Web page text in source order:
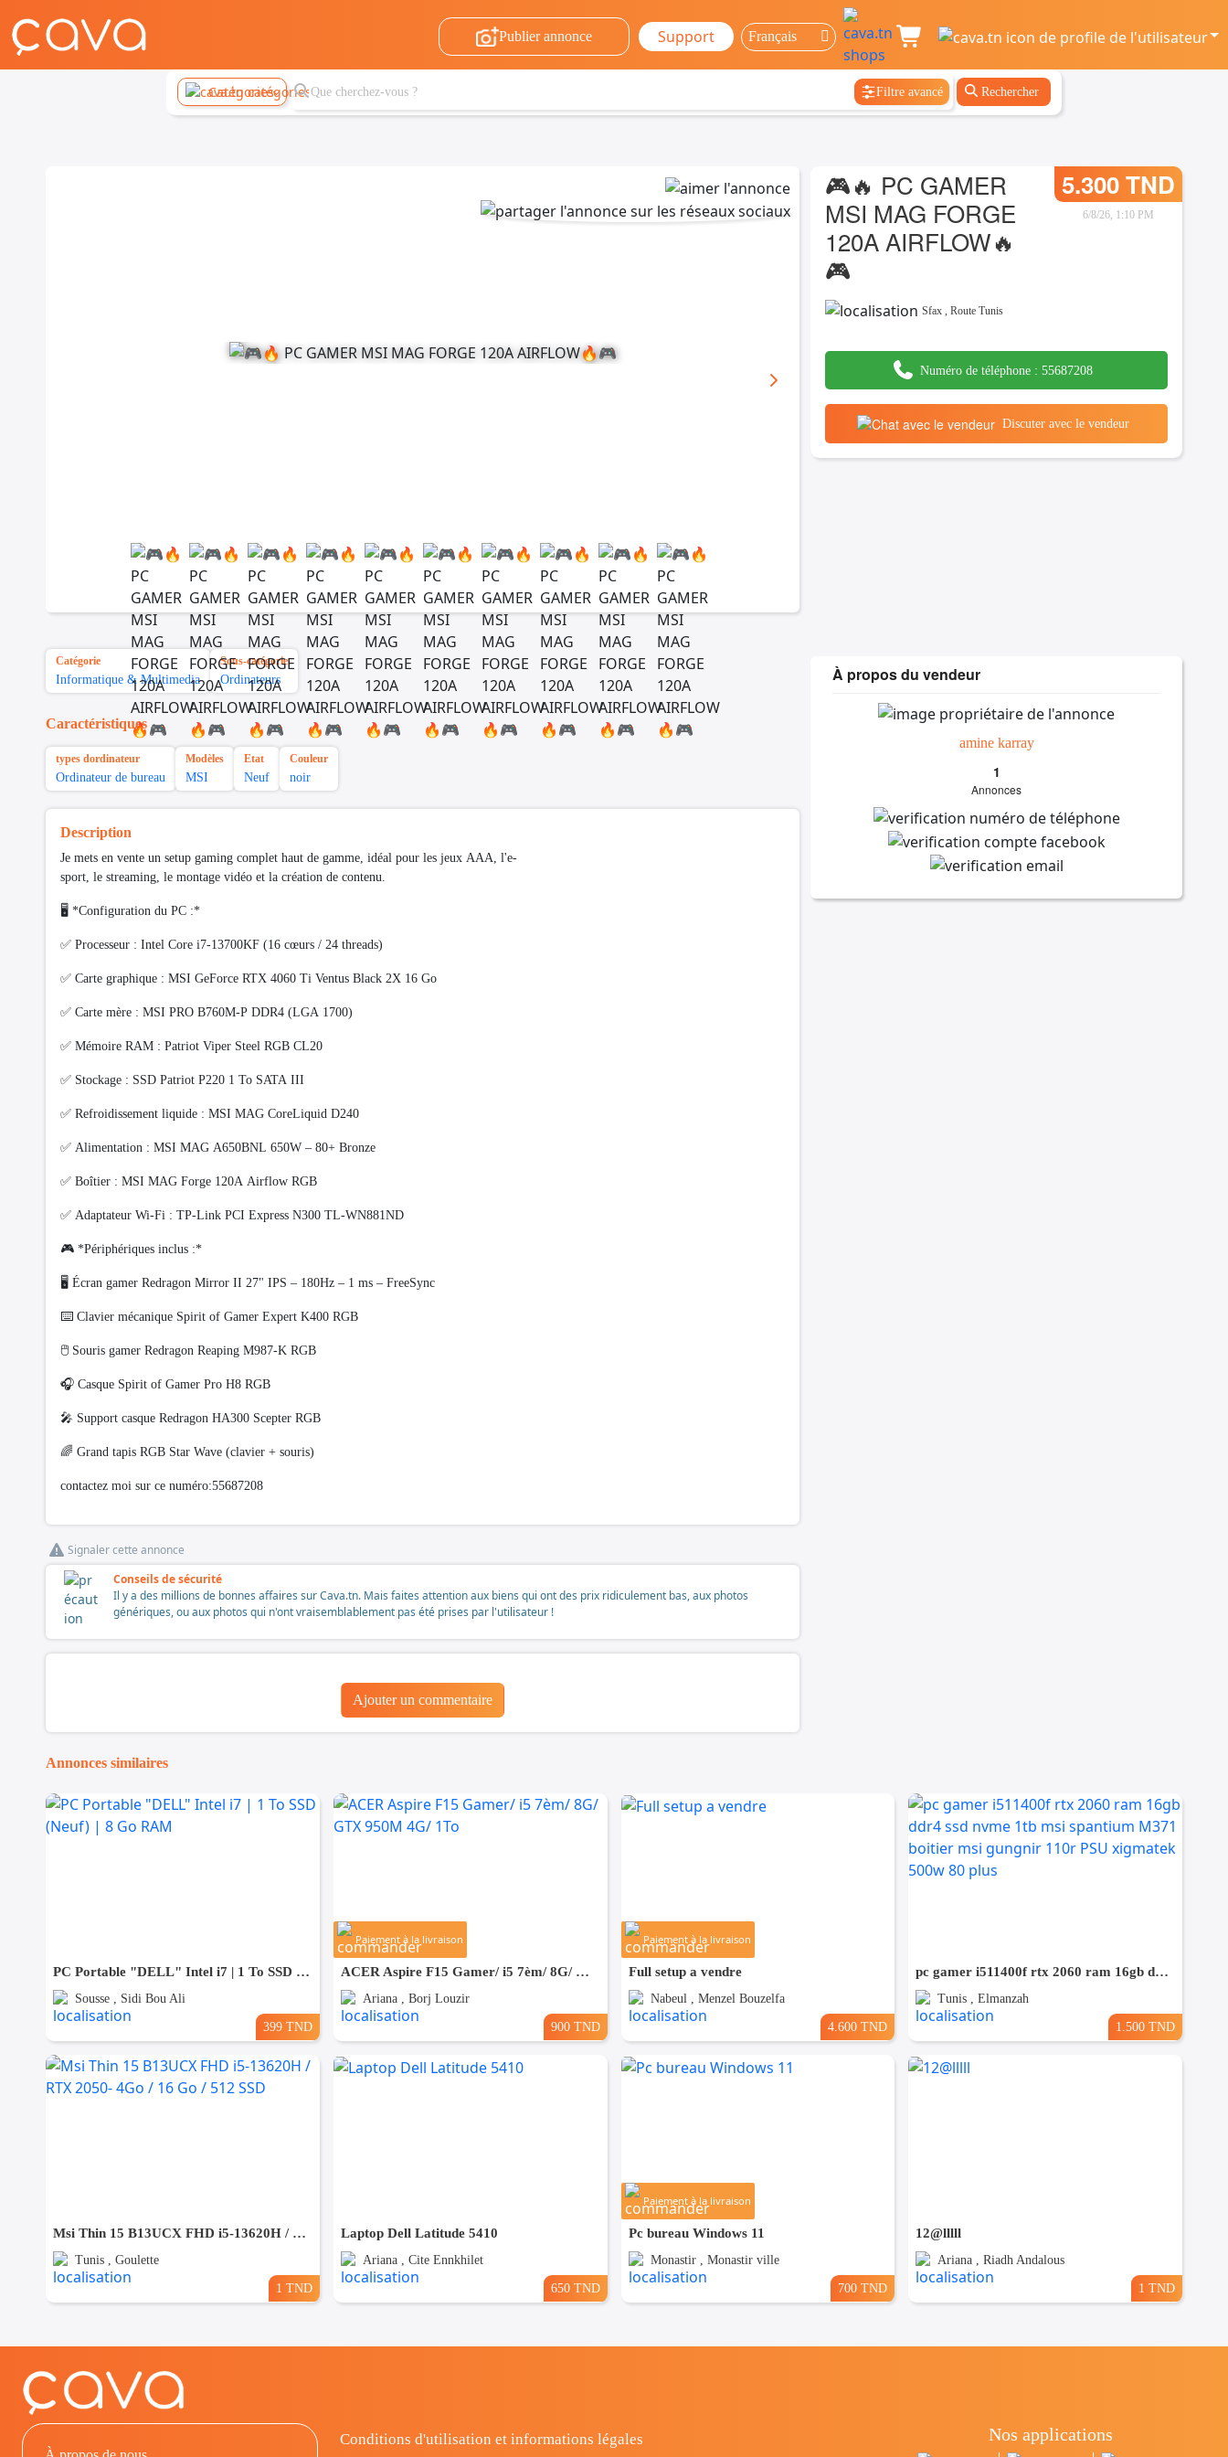
Publier annonce Support
Catégories Filtre avancé Rechercher
🎮🔥 PC GAMER
MSI MAG FORGE
120A AIRFLOW🔥
🎮
5.300 TND
6/8/26, 1:10 PM
Sfax ,Route Tunis
Numéro de téléphone : 55687208
Discuter avec le vendeur
Catégorie
Informatique & Multimedia
Sous-catégorie
Ordinateurs
Caractéristiques
types dordinateur
Ordinateur de bureau
Modèles
MSI
Etat
Neuf
Couleur
noir
Description
Je mets en vente un setup gaming complet haut de gamme, idéal pour les jeux AAA, l'e-
sport, le streaming, le montage vidéo et la création de contenu.
🖥️ *Configuration du PC :*
✅ Processeur : Intel Core i7-13700KF (16 cœurs / 24 threads)
✅ Carte graphique : MSI GeForce RTX 4060 Ti Ventus Black 2X 16 Go
✅ Carte mère : MSI PRO B760M-P DDR4 (LGA 1700)
✅ Mémoire RAM : Patriot Viper Steel RGB CL20
✅ Stockage : SSD Patriot P220 1 To SATA III
✅ Refroidissement liquide : MSI MAG CoreLiquid D240
✅ Alimentation : MSI MAG A650BNL 650W – 80+ Bronze
✅ Boîtier : MSI MAG Forge 120A Airflow RGB
✅ Adaptateur Wi-Fi : TP-Link PCI Express N300 TL-WN881ND
🎮 *Périphériques inclus :*
🖥️ Écran gamer Redragon Mirror II 27" IPS – 180Hz – 1 ms – FreeSync
⌨️ Clavier mécanique Spirit of Gamer Expert K400 RGB
🖱️ Souris gamer Redragon Reaping M987-K RGB
🎧 Casque Spirit of Gamer Pro H8 RGB
🎤 Support casque Redragon HA300 Scepter RGB
🌈 Grand tapis RGB Star Wave (clavier + souris)
contactez moi sur ce numéro:55687208
Signaler cette annonce
Conseils de sécurité
Il y a des millions de bonnes affaires sur Cava.tn. Mais faites attention aux biens qui ont des prix ridiculement bas, aux photos
génériques, ou aux photos qui n'ont vraisemblablement pas été prises par l'utilisateur !
Ajouter un commentaire
À propos du vendeur
amine karray
1
Annonces
Annonces similaires
PC Portable "DELL" Intel i7 | 1 To SSD (Neuf) | 8 Go RAM
Sousse , Sidi Bou Ali
399 TND
Paiement à la livraison
ACER Aspire F15 Gamer/ i5 7èm/ 8G/ GTX 950M 4G/ 1To
Ariana , Borj Louzir
900 TND
Paiement à la livraison
Full setup a vendre
Nabeul , Menzel Bouzelfa
4.600 TND
pc gamer i511400f rtx 2060 ram 16gb ddr4 ssd nvme 1tb msi spantium M371 boitier msi gungnir 110r PSU xigmatek 500w 80 plus
Tunis , Elmanzah
1.500 TND
Msi Thin 15 B13UCX FHD i5-13620H / RTX 2050- 4Go / 16 Go / 512 SSD
Tunis , Goulette
1 TND
Laptop Dell Latitude 5410
Ariana , Cite Ennkhilet
650 TND
Paiement à la livraison
Pc bureau Windows 11
Monastir , Monastir ville
700 TND
12@lllll
Ariana , Riadh Andalous
1 TND
Conditions d'utilisation et informations légales Nos applications